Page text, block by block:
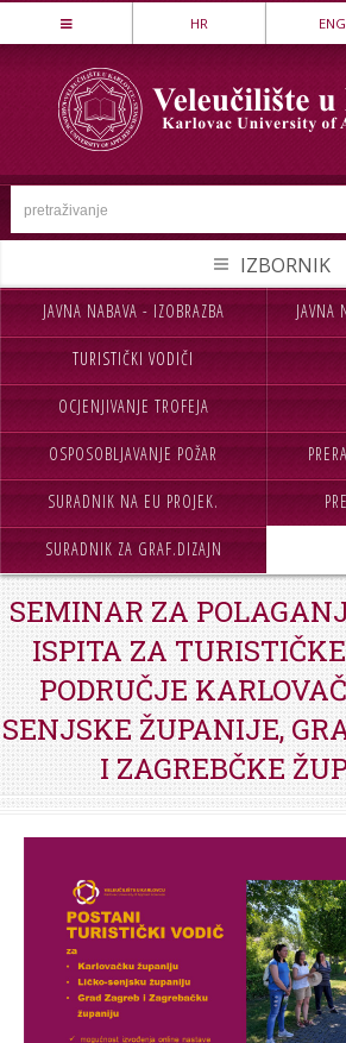
Stručni studij
LOVSTVO I ZAŠTITA PRIRODE
MEHATRONIKA
PREHRAMBENA TEHNOLOGIJA
SIGURNOST I ZAŠTITA
TEKSTILSTVO
UGOSTITELJSTVO
Specijalistički studij
POSLOVNO UPRAVLJANJE
SIGURNOST I ZAŠTITA
STROJARSTVO
HR ENG
NASLOVNA
VELEUČILIŠTE
STUDENTI
CJELOŽIVOTNO UČENJE
NABAVA
SKUP ZRZZ
JAVNA NABAVA - IZOBRAZBA JAVNA
TURISTIČKI VODIČI
OCJENJIVANJE TROFEJA
OSPOSOBLJAVANJE POŽAR
SURADNIK NA EU PROJEK.
SURADNIK ZA GRAF.DIZAJN
SEMINAR ZA
ISPITA ZA
PODRUČJE
SENJSKE ŽUPANIJE,
I ZAGREBČKE